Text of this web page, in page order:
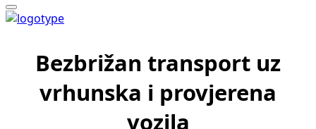
Bezbrižan transport uz
vrhunska i provjerena
vozila